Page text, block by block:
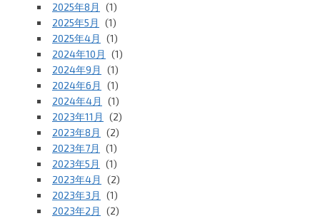
2025年8月
(1)
2025年5月
(1)
2025年4月
(1)
2024年10月
(1)
2024年9月
(1)
2024年6月
(1)
2024年4月
(1)
2023年11月
(2)
2023年8月
(2)
2023年7月
(1)
2023年5月
(1)
2023年4月
(2)
2023年3月
(1)
2023年2月
(2)